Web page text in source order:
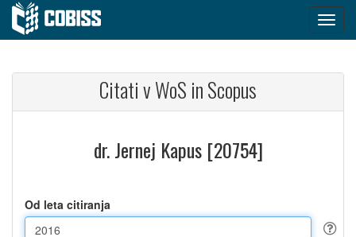
Citati v WoS in Scopus
dr. Jernej Kapus [20754]
Od leta citiranja